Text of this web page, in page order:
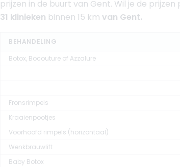
prijzen in de buurt van Gent. Wil je de
31 klinieken binnen 15 km van Gent.
BEHANDELING
Botox, Bocouture of Azzalure
Fronsrimpels
Kraaienpootjes
Voorhoofd rimpels (horizontaal)
Wenkbrauwlift
Baby Botox